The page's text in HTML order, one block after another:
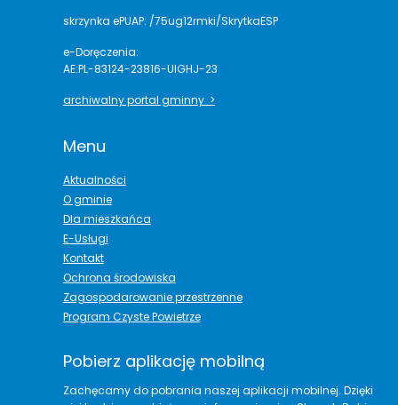
skrzynka ePUAP: /75ug12rmki/SkrytkaESP
e-Doręczenia:
AE:PL-83124-23816-UIGHJ-23
archiwalny portal gminny >
Menu
Aktualności
O gminie
Dla mieszkańca
E-Usługi
Kontakt
Ochrona środowiska
Zagospodarowanie przestrzenne
Program Czyste Powietrze
Pobierz aplikację mobilną
Zachęcamy do pobrania naszej aplikacji mobilnej. Dzięki